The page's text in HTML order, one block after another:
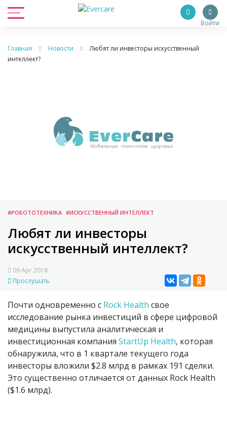
Войти
Главная Новости
Любят ли инвесторы искусственный
интеллект?
#РОБОТОТЕХНИКА #ИСКУССТВЕННЫЙ ИНТЕЛЛЕКТ
Любят ли инвесторы
искусственный интеллект?
09 Apr 2018
Прослушать
Почти одновременно с Rock Health свое
исследование рынка инвестиций в сфере цифровой
медицины выпустила аналитическая и
инвестиционная компания StartUp Health, которая
обнаружила, что в 1 квартале текущего года
инвесторы вложили $2.8 млрд в рамках 191 сделки.
Это существенно отличается от данных Rock Health
($1.6 млрд).